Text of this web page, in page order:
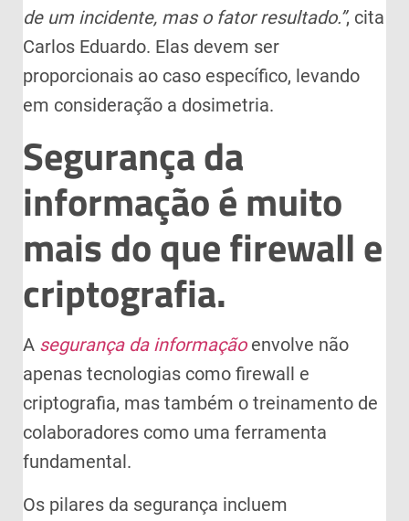
de um incidente, mas o fator resultado.”, cita
Carlos Eduardo. Elas devem ser
proporcionais ao caso específico, levando
em consideração a dosimetria.
Segurança da
informação é muito
mais do que firewall e
criptografia.
A segurança da informaçãoenvolve não
apenas tecnologias como firewall e
criptografia, mas também o treinamento de
colaboradores como uma ferramenta
fundamental.
Os pilares da segurança incluem